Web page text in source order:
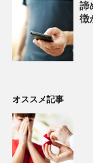
諦
徴
オススメ記事